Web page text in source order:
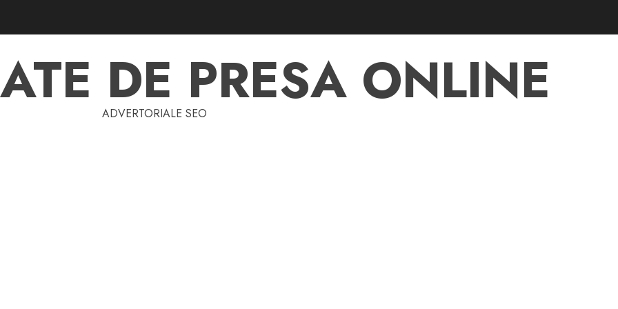
DE PRESA ONLINE
ADVERTORIALE SEO